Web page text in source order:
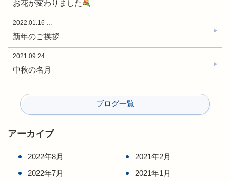
お花が変わりました
2022.01.16 …
新年のご挨拶
2021.09.24 …
中秋の名月
ブログ一覧
アーカイブ
2022年8月
2022年7月
2021年2月
2021年1月